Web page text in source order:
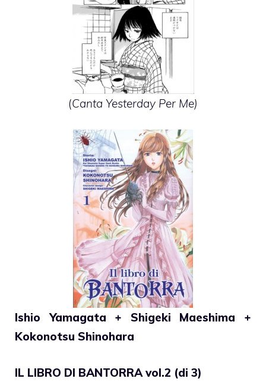
(Canta Yesterday Per Me)
Ishio Yamagata + Shigeki Maeshima +
Kokonotsu Shinohara
IL LIBRO DI BANTORRA vol.2 (di 3)